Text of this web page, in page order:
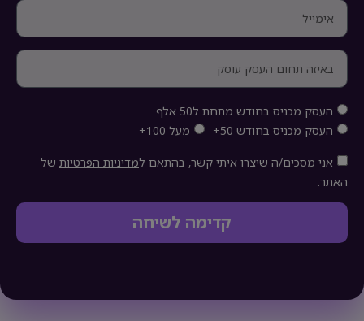
העסק מכניס בחודש מתחת ל50 אלף
העסק מכניס בחודש 50+
מעל 100+
אני מסכים/ה שיצרו איתי קשר, בהתאם למדיניות הפרטיות של
האתר.
קדימה לשיחה